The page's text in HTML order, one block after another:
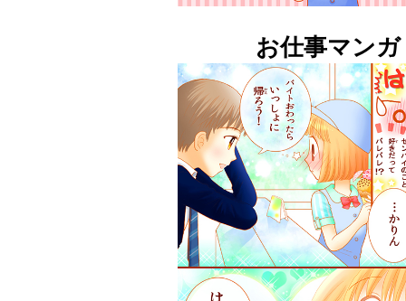
お仕事マン